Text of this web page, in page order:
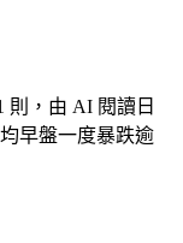
則，由 AI 閱讀日
早盤一度暴跌逾